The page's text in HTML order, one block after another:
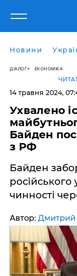
Новини
ДІАЛОГ ЕКОНОМІКА
14 травня 2024,
​Ухвалено
Байден
з РФ
Байден
російського
чинності
Автор: